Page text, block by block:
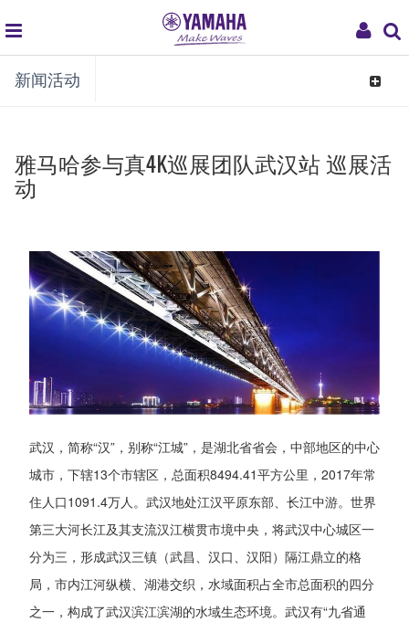
My
global
navigation
新闻活动
Toggle
雅马哈参与真4K巡展团队武汉站 巡展活
动
武汉，简称“汉”，别称“江城”，是湖北省省会，中部地区的中心
城市，下辖13个市辖区，总面积8494.41平方公里，2017年常
住人口1091.4万人。武汉地处江汉平原东部、长江中游。世界
第三大河长江及其支流汉江横贯市境中央，将武汉中心城区一
分为三，形成武汉三镇（武昌、汉口、汉阳）隔江鼎立的格
局，市内江河纵横、湖港交织，水域面积占全市总面积的四分
之一，构成了武汉滨江滨湖的水域生态环境。武汉有“九省通